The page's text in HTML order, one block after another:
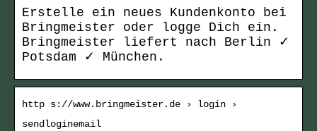
Erstelle ein neues Kundenkonto bei
Bringmeister oder logge Dich ein.
Bringmeister liefert nach Berlin ✓
Potsdam ✓ München.
http s://www.bringmeister.de › login ›
sendloginemail